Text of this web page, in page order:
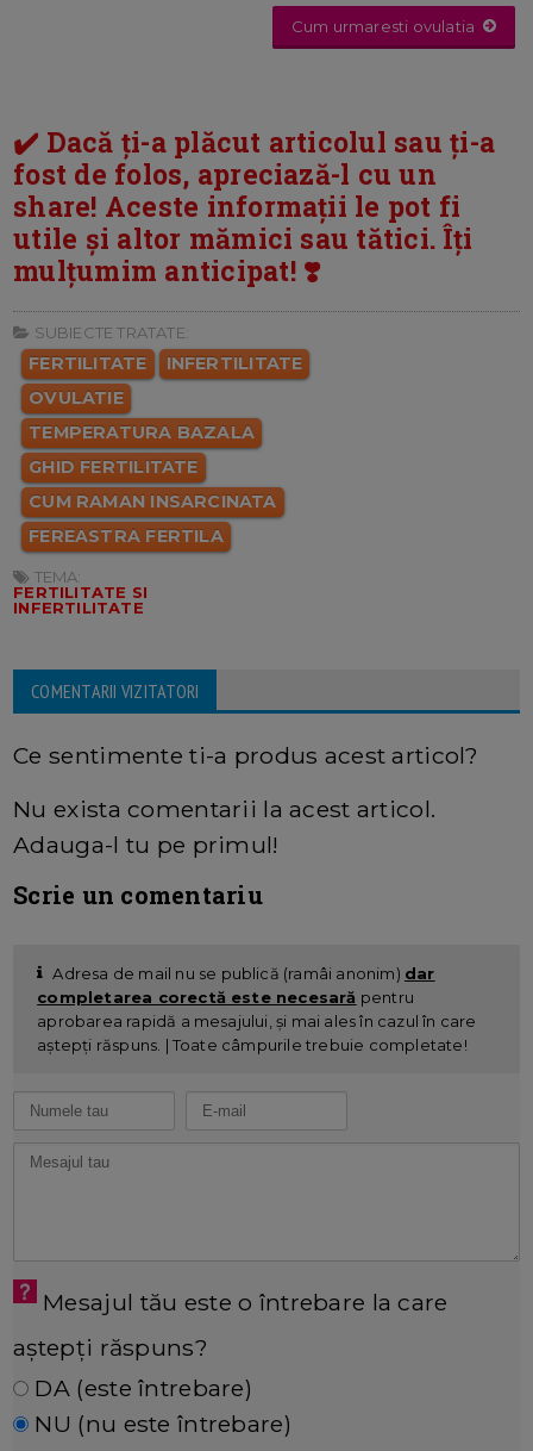
Cum urmaresti ovulatia
✔️ Dacă ți-a plăcut articolul sau ți-a
fost de folos, apreciază-l cu un
share! Aceste informații le pot fi
utile și altor mămici sau tătici. Îți
mulțumim anticipat! ❣️
SUBIECTE TRATATE:
FERTILITATE
INFERTILITATE
OVULATIE
TEMPERATURA BAZALA
GHID FERTILITATE
CUM RAMAN INSARCINATA
FEREASTRA FERTILA
TEMA:
FERTILITATE SI
INFERTILITATE
COMENTARII VIZITATORI
Ce sentimente ti-a produs acest articol?
Nu exista comentarii la acest articol.
Adauga-l tu pe primul!
Scrie un comentariu
Adresa de mail nu se publică (ramâi anonim) dar
completarea corectă este necesară pentru
aprobarea rapidă a mesajului, și mai ales în cazul în care
aștepți răspuns. | Toate câmpurile trebuie completate!
Mesajul tău este o întrebare la care
aștepți răspuns?
DA (este întrebare)
NU (nu este întrebare)